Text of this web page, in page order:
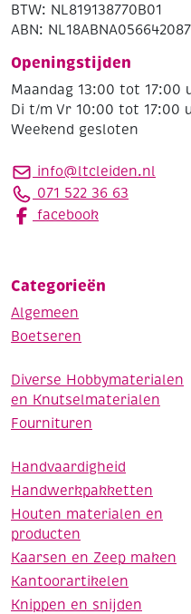
BTW: NL819138770B01
ABN:
Openingstijden
Maandag 13:00 tot 17:00
Di t/m Vr 10:00 tot 17:00
Weekend gesloten
info@ltcleiden.nl
071 522 36 63
facebook
Categorieën
Algemeen
Boetseren
Diverse Hobbymaterialen
en Knutselmaterialen
Fournituren
Handvaardigheid
Handwerkpakketten
Houten materialen en
producten
Kaarsen en Zeep maken
Kantoorartikelen
Knippen en snijden